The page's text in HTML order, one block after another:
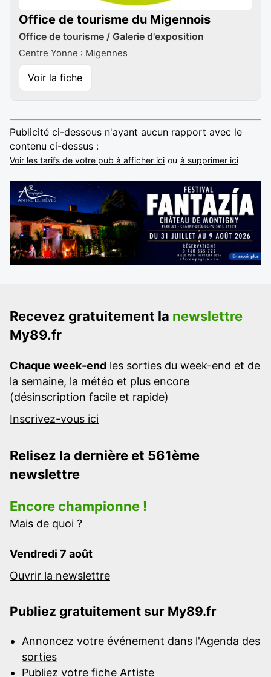
Office de tourisme du Migennois
Office de tourisme / Galerie d'exposition
Centre Yonne : Migennes
Voir la fiche
Publicité ci-dessous n'ayant aucun rapport avec le
contenu ci-dessus :
Voir les tarifs de votre pub à afficher ici ou à supprimer ici
Recevez gratuitement la newslettre
My89.fr
Chaque week-end les sorties du week-end et de
la semaine, la météo et plus encore
(désinscription facile et rapide)
Inscrivez-vous ici
Relisez la dernière et 561ème
newslettre
Encore championne !
Mais de quoi ?
Vendredi 7 août
Ouvrir la newslettre
Publiez gratuitement sur My89.fr
Annoncez votre événement dans l'Agenda des
sorties
Publiez votre fiche Artiste